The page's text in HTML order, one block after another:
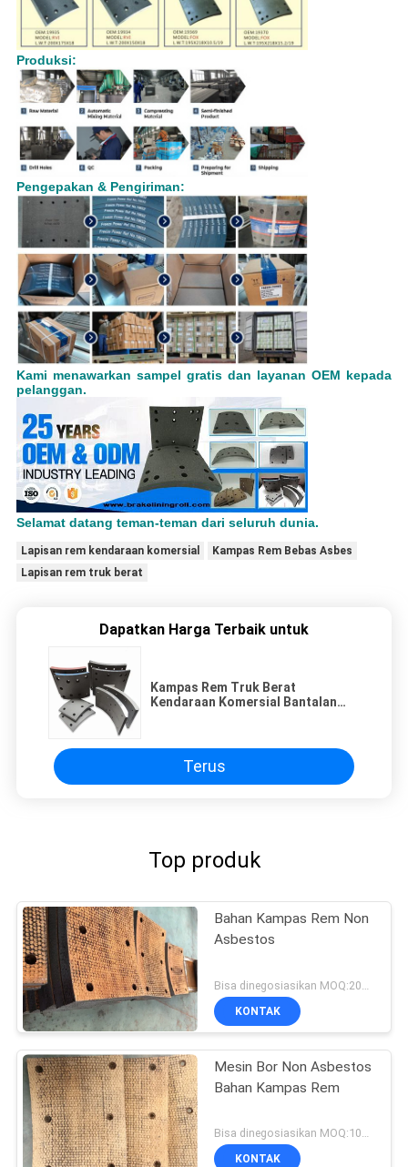
Produksi:
Pengepakan & Pengiriman:
Kami menawarkan sampel gratis dan layanan OEM kepada
pelanggan.
Selamat datang teman-teman dari seluruh dunia.
Lapisan rem kendaraan komersial
Kampas Rem Bebas Asbes
Lapisan rem truk berat
Dapatkan Harga Terbaik untuk
Kampas Rem Truk Berat
Kendaraan Komersial Bantalan
Terus
Top produk
Bahan Kampas Rem Non
Asbestos
KONTAK
Mesin Bor Non Asbestos
Bahan Kampas Rem
Bisa dinegosiasikan MOQ:100 pcs
KONTAK